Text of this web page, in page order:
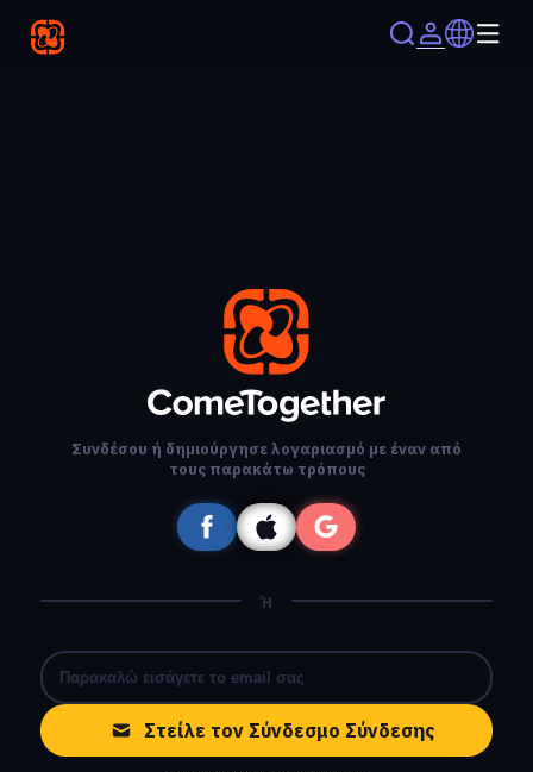
Συνδέσου ή δημιούργησε λογαριασμό με έναν από
τους παρακάτω τρόπους
Ή
Στείλε τον Σύνδεσμο Σύνδεσης